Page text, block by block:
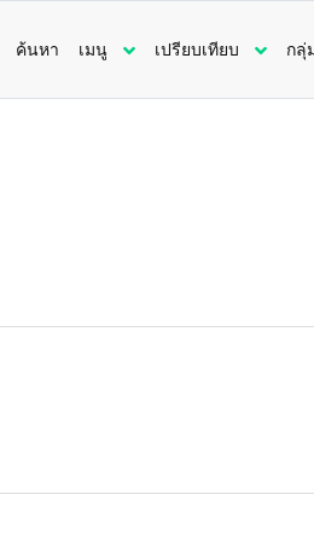
ค้นหา เมนู เปรียบเทียบ กลุ่